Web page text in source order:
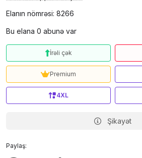
Elanın nömrəsi: 8266
Bu elana 0 abunə var
Paylaş:
İrəli çək
Premium
4XL
Şikayət